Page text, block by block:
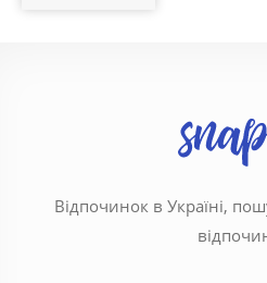
Відпочинок в Україні,